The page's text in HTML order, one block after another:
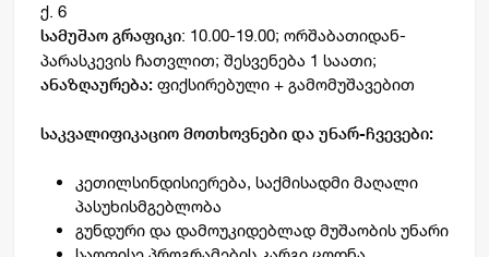
ქ. 6
სამუშაო გრაფიკი: 10.00-19.00; ორშაბათიდან-
პარასკევის ჩათვლით; შესვენება 1 საათი;
ანაზღაურება: ფიქსირებული + გამომუშავებით
საკვალიფიკაციო მოთხოვნები და უნარ-ჩვევები:
კეთილსინდისიერება, საქმისადმი მაღალი
პასუხისმგებლობა
გუნდური და დამოუკიდებლად მუშაობის უნარი